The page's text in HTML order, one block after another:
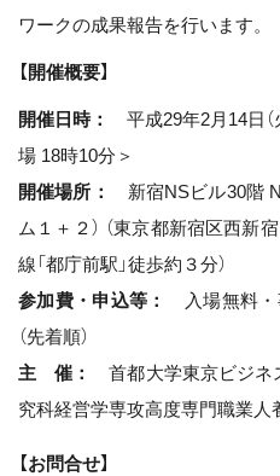
ワークの成果報告を行います。
【開催概要】
開催日時： 平成29年2月14日
場 18時10分＞
開催場所： 新宿NSビル30階
ム１＋２） （東京都新宿区西
線「都庁前駅」徒歩約３分）
参加費・申込等：
入場無料
（先着順）
主 催：首都大学東京ビジネ
究科経営学専攻高度専門職業人
【お問合せ】